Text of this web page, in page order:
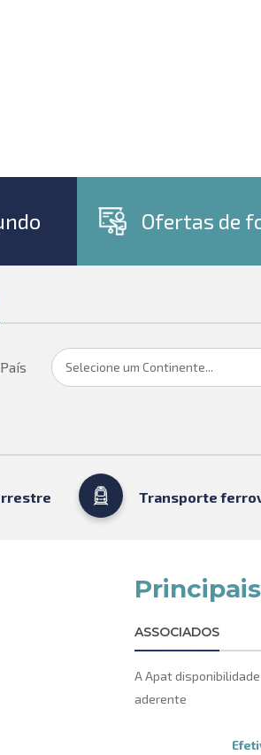
Ofertas de
País Selecione um Continente...
Transporte
ASSOCIADOS
A Apat
aderente